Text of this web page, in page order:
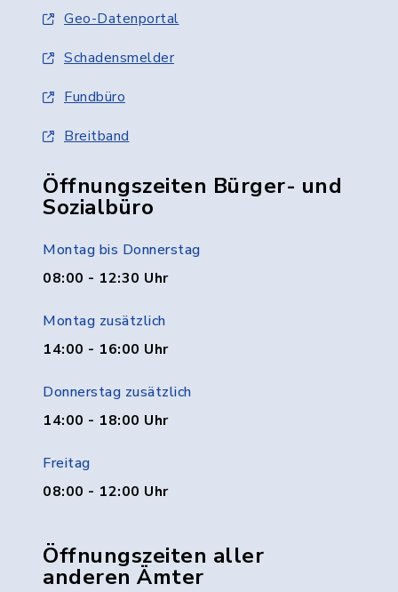
Geo-Datenportal
Schadensmelder
Fundbüro
Breitband
Öffnungszeiten Bürger- und
Sozialbüro
Montag bis Donnerstag
08:00 - 12:30 Uhr
Montag zusätzlich
14:00 - 16:00 Uhr
Donnerstag zusätzlich
14:00 - 18:00 Uhr
Freitag
08:00 - 12:00 Uhr
Öffnungszeiten aller
anderen Ämter